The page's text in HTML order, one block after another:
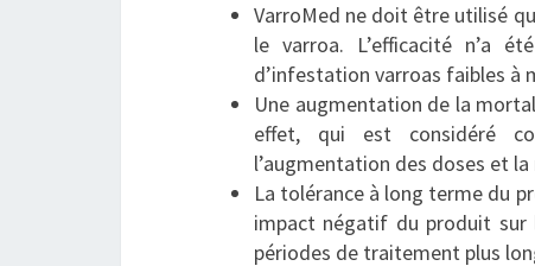
VarroMed ne doit être utilisé
le varroa. L’efficacité n’a
d’infestation varroas faibles à
Une augmentation de la
effet, qui est considéré
l’augmentation des doses et
La tolérance à long terme du
impact négatif du produit sur
périodes de traitement plus